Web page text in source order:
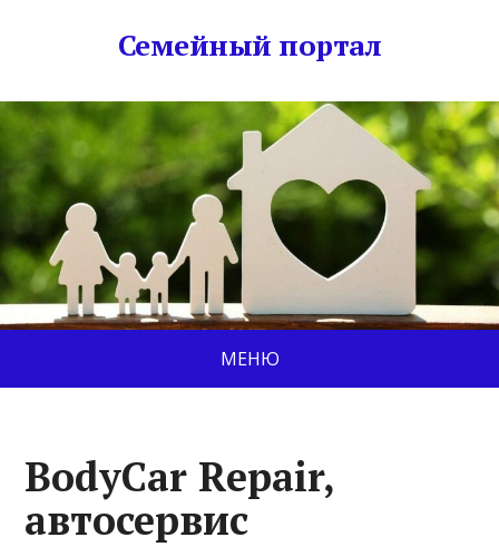
Семейный портал
МЕНЮ
BodyCar Repair,
автосервис